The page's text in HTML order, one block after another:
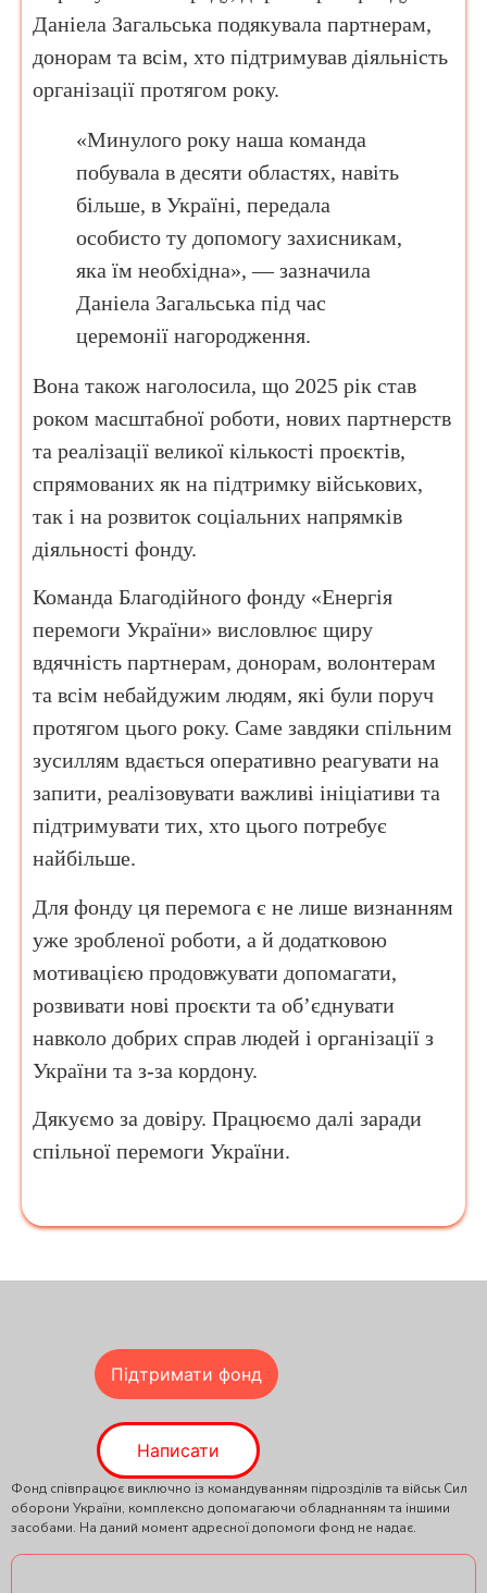
Даніела Загальська подякувала партнерам,
донорам та всім, хто підтримував діяльність
організації протягом року.
«Минулого року наша команда
побувала в десяти областях, навіть
більше, в Україні, передала
особисто ту допомогу захисникам,
яка їм необхідна», — зазначила
Даніела Загальська під час
церемонії нагородження.
Вона також наголосила, що 2025 рік став
роком масштабної роботи, нових партнерств
та реалізації великої кількості проєктів,
спрямованих як на підтримку військових,
так і на розвиток соціальних напрямків
діяльності фонду.
Команда Благодійного фонду «Енергія
перемоги України» висловлює щиру
вдячність партнерам, донорам, волонтерам
та всім небайдужим людям, які були поруч
протягом цього року. Саме завдяки спільним
зусиллям вдається оперативно реагувати на
запити, реалізовувати важливі ініціативи та
підтримувати тих, хто цього потребує
найбільше.
Для фонду ця перемога є не лише визнанням
уже зробленої роботи, а й додатковою
мотивацією продовжувати допомагати,
розвивати нові проєкти та об’єднувати
навколо добрих справ людей і організації з
України та з-за кордону.
Дякуємо за довіру. Працюємо далі заради
спільної перемоги України.
Підтримати фонд
Написати
Фонд співпрацює виключно із командуванням підрозділів та військ Сил
оборони України, комплексно допомагаючи обладнанням та іншими
засобами. На даний момент адресної допомоги фонд не надає.